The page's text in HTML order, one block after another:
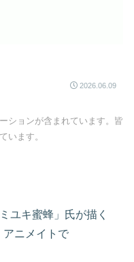
2026.06.09
ションが含まれています。皆
います。
ユキ蜜蜂」氏が描く
アニメイトで